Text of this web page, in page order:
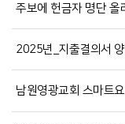
주보에 헌금자 명단 올
2025년_지출결의서
남원영광교회 스마트